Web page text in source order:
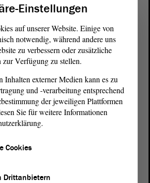
Einstellungen
auf unserer Website. Einige von
notwendig, während andere uns
zu verbessern oder zusätzliche
Verfügung zu stellen.
Inhalten externer Medien kann es zu
und -verarbeitung entsprechend
der jeweiligen Plattformen
Sie für weitere Informationen
Cookies
Drittanbietern